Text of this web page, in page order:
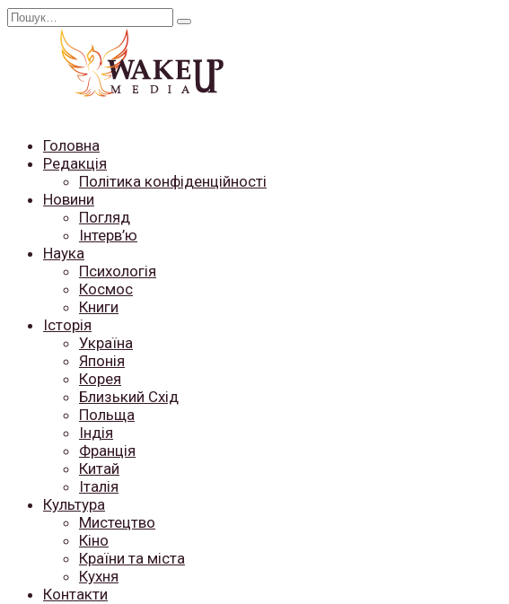
Перейти
Search
Головна
Редакція
Політика конфіденційності
Новини
Погляд
Інтерв’ю
Наука
Психологія
Космос
Книги
Історія
Україна
Японія
Корея
Близький Схід
Польща
Індія
Франція
Китай
Італія
Культура
Мистецтво
Кіно
Країни та міста
Кухня
Контакти